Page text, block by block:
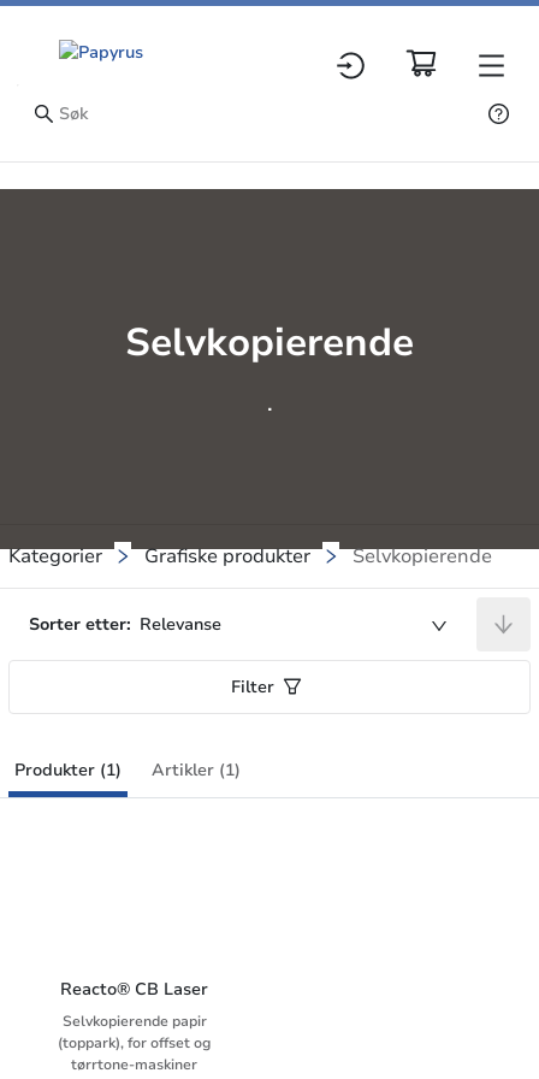
Selvkopierende
.
Kategorier Grafiske produkter Selvkopierende
Sorter etter: Relevanse
Filter
Produkter (1) Artikler (1)
Reacto® CB Laser
Selvkopierende papir
(toppark), for offset og
tørrtone-maskiner